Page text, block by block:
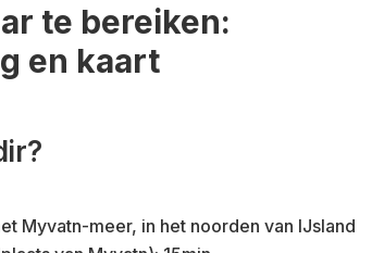
te bereiken:
en kaart
Myvatn-meer, in het noorden van IJsland